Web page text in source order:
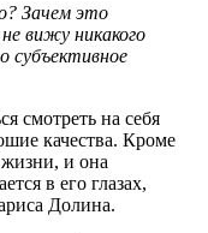
Зачем это
вижу никакого
субъективное
смотреть на себя
качества. Кроме
и она
в его глазах,
Долина.